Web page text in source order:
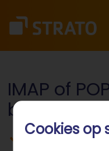
Cookies op
IMAP of
beste
Het verschil